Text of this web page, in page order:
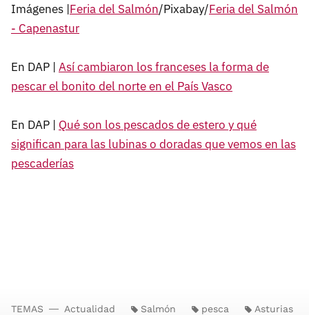
Imágenes |Feria del Salmón/Pixabay/Feria del Salmón
- Capenastur
En DAP | Así cambiaron los franceses la forma de
pescar el bonito del norte en el País Vasco
En DAP | Qué son los pescados de estero y qué
significan para las lubinas o doradas que vemos en las
pescaderías
TEMAS Actualidad Salmón pesca Asturias